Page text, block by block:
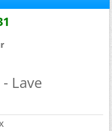
Lave